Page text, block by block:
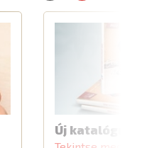
Új katalógus